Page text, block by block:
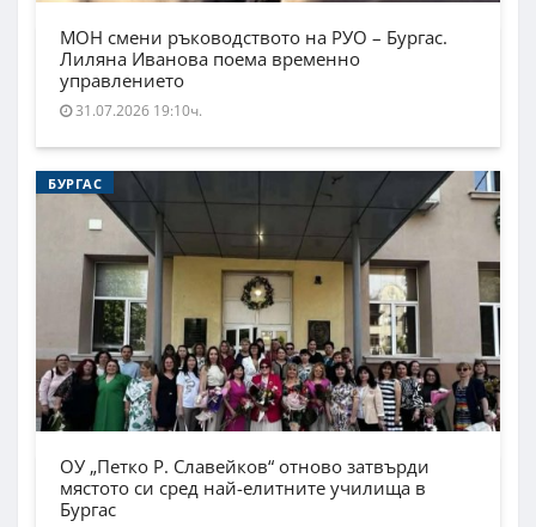
МОН смени ръководството на РУО – Бургас.
Лиляна Иванова поема временно
управлението
31.07.2026 19:10ч.
БУРГАС
ОУ „Петко Р. Славейков“ отново затвърди
мястото си сред най-елитните училища в
Бургас